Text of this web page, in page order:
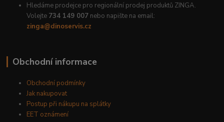
Hledáme prodejce pro regionální prodej produktů ZINGA.
Volejte 734 149 007 nebo napište na email:
zinga@dinoservis.cz
Obchodní informace
Obchodní podmínky
Jak nakupovat
Postup při nákupu na splátky
EET oznámení